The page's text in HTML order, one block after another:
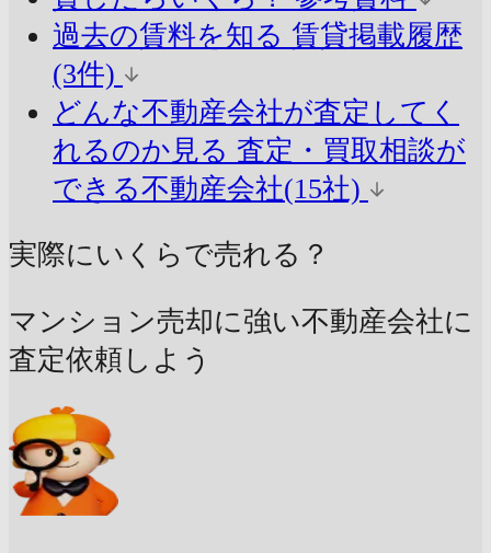
過去の賃料を知る 賃貸掲載履歴
(3件)
どんな不動産会社が査定してく
れるのか見る 査定・買取相談が
できる不動産会社(15社)
実際にいくらで売れる？
マンション売却に強い不動産会社に
査定依頼しよう